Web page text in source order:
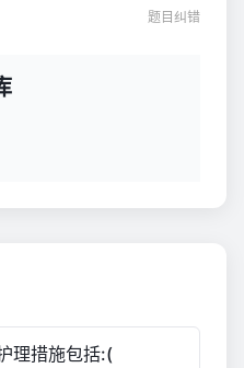
题目纠错
理措施包括:(